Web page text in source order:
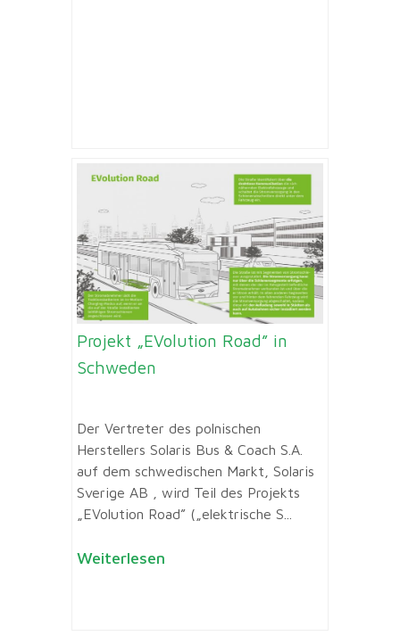
Projekt „EVolution Road” in
Schweden
Der Vertreter des polnischen
Herstellers Solaris Bus & Coach S.A.
auf dem schwedischen Markt, Solaris
Sverige AB , wird Teil des Projekts
„EVolution Road” („elektrische S...
Weiterlesen